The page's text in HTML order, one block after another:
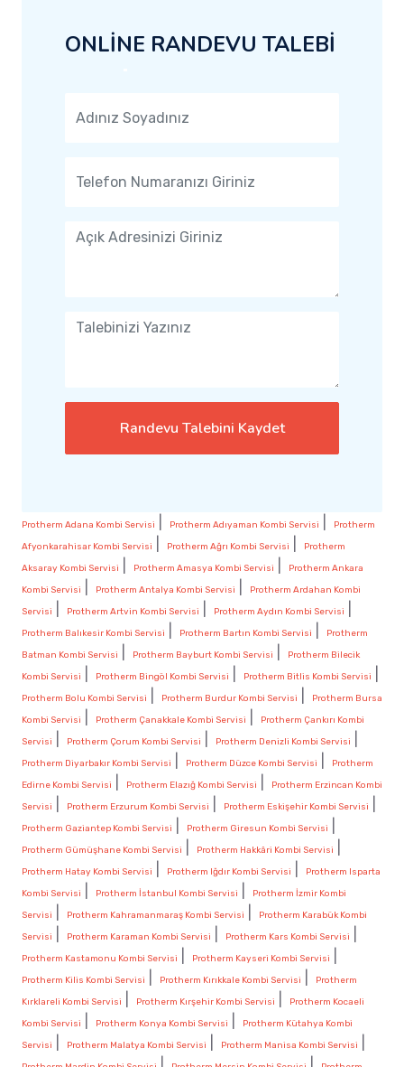
ONLİNE RANDEVU TALEBİ
Randevu Talebini Kaydet
Protherm Adana Kombi Servisi Protherm Adıyaman Kombi Servisi
Protherm
Afyonkarahisar Kombi Servisi
Protherm Ağrı Kombi Servisi
Protherm
Aksaray Kombi Servisi
Protherm Amasya Kombi Servisi
Protherm Ankara
Kombi Servisi
Protherm Antalya Kombi Servisi
Protherm Ardahan Kombi
Servisi
Protherm Artvin Kombi Servisi Protherm Aydın Kombi Servisi
Protherm Balıkesir Kombi Servisi Protherm Bartın Kombi Servisi
Protherm
Batman Kombi Servisi
Protherm Bayburt Kombi Servisi
Protherm Bilecik
Kombi Servisi
Protherm Bingöl Kombi Servisi Protherm Bitlis Kombi Servisi
Protherm Bolu Kombi Servisi Protherm Burdur Kombi Servisi
Protherm Bursa
Kombi Servisi
Protherm Çanakkale Kombi Servisi
Protherm Çankırı Kombi
Servisi
Protherm Çorum Kombi Servisi Protherm Denizli Kombi Servisi
Protherm Diyarbakır Kombi Servisi Protherm Düzce Kombi Servisi
Protherm
Edirne Kombi Servisi
Protherm Elazığ Kombi Servisi
Protherm Erzincan Kombi
Servisi
Protherm Erzurum Kombi Servisi Protherm Eskişehir Kombi Servisi
Protherm Gaziantep Kombi Servisi Protherm Giresun Kombi Servisi
Protherm Gümüşhane Kombi Servisi Protherm Hakkâri Kombi Servisi
Protherm Hatay Kombi Servisi Protherm Iğdır Kombi Servisi
Protherm Isparta
Kombi Servisi
Protherm İstanbul Kombi Servisi
Protherm İzmir Kombi
Servisi
Protherm Kahramanmaraş Kombi Servisi
Protherm Karabük Kombi
Servisi
Protherm Karaman Kombi Servisi Protherm Kars Kombi Servisi
Protherm Kastamonu Kombi Servisi Protherm Kayseri Kombi Servisi
Protherm Kilis Kombi Servisi Protherm Kırıkkale Kombi Servisi
Protherm
Kırklareli Kombi Servisi
Protherm Kırşehir Kombi Servisi
Protherm Kocaeli
Kombi Servisi
Protherm Konya Kombi Servisi
Protherm Kütahya Kombi
Servisi
Protherm Malatya Kombi Servisi Protherm Manisa Kombi Servisi